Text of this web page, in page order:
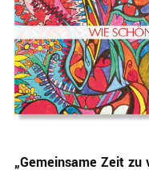
„Gemeinsame Zeit